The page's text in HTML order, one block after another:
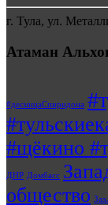
г. Тула, ул.
Атаман
#десницаСпиридона
#щёкино
ДНР Домбасс
общество